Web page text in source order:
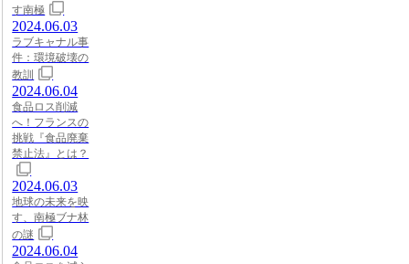
す南極
2024.06.03
ラブキャナル事
件：環境破壊の
教訓
2024.06.04
食品ロス削減
へ！フランスの
挑戦『食品廃棄
禁止法』とは？
2024.06.03
地球の未来を映
す、南極ブナ林
の謎
2024.06.04